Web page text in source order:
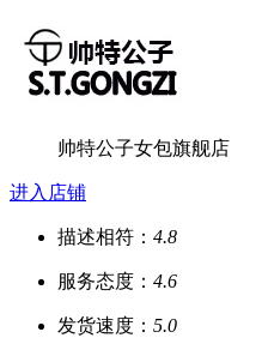
帅特公子女包旗舰店
进入店铺
描述相符： 4.8
服务态度： 4.6
发货速度： 5.0